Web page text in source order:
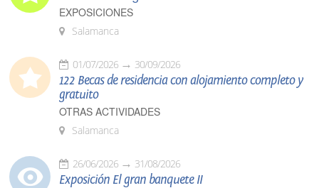
EXPOSICIONES
Salamanca
01/07/2026 30/09/2026
122 Becas de residencia con alojamiento completo y
gratuito
OTRAS ACTIVIDADES
Salamanca
26/06/2026 31/08/2026
Exposición El gran banquete II